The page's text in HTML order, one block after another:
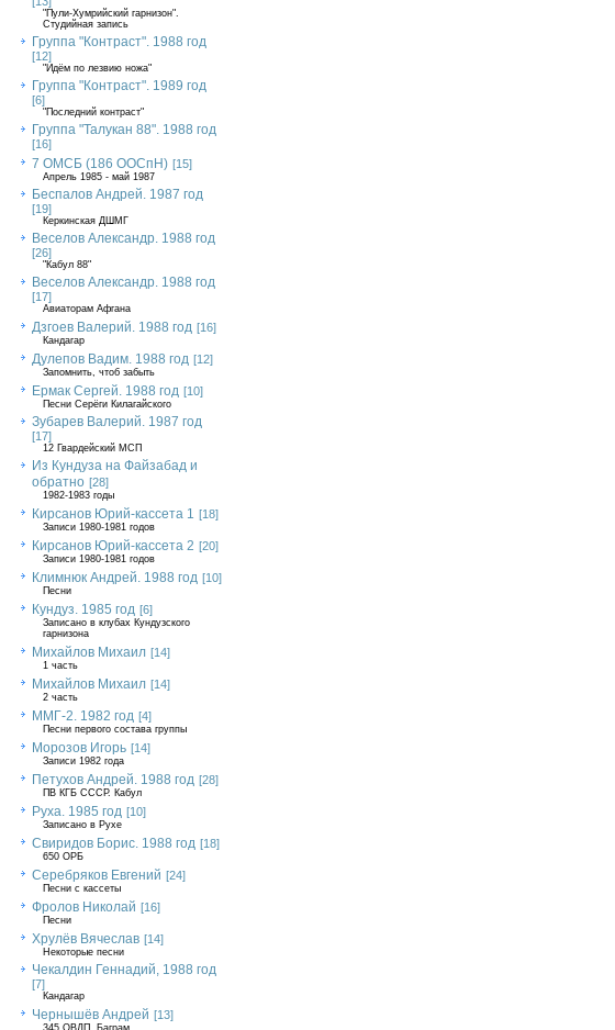
"Пули-Хумрийский гарнизон".
Студийная запись
Группа "Контраст". 1988 год
[12]
"Идём по лезвию ножа"
Группа "Контраст". 1989 год
[6]
"Последний контраст"
Группа "Талукан 88". 1988 год
[16]
7 ОМСБ (186 ООСпН) [15]
Апрель 1985 - май 1987
Беспалов Андрей. 1987 год
[19]
Керкинская ДШМГ
Веселов Александр. 1988 год
[26]
"Кабул 88"
Веселов Александр. 1988 год
[17]
Авиаторам Афгана
Дзгоев Валерий. 1988 год [16]
Кандагар
Дулепов Вадим. 1988 год [12]
Запомнить, чтоб забыть
Ермак Сергей. 1988 год [10]
Песни Серёги Килагайского
Зубарев Валерий. 1987 год
[17]
12 Гвардейский МСП
Из Кундуза на Файзабад и
обратно [28]
1982-1983 годы
Кирсанов Юрий-кассета 1 [18]
Записи 1980-1981 годов
Кирсанов Юрий-кассета 2 [20]
Записи 1980-1981 годов
Климнюк Андрей. 1988 год [10]
Песни
Кундуз. 1985 год [6]
Записано в клубах Кундузского
гарнизона
Михайлов Михаил [14]
1 часть
Михайлов Михаил [14]
2 часть
ММГ-2. 1982 год [4]
Песни первого состава группы
Морозов Игорь [14]
Записи 1982 года
Петухов Андрей. 1988 год [28]
ПВ КГБ СССР. Кабул
Руха. 1985 год [10]
Записано в Рухе
Свиридов Борис. 1988 год [18]
650 ОРБ
Серебряков Евгений [24]
Песни с кассеты
Фролов Николай [16]
Песни
Хрулёв Вячеслав [14]
Некоторые песни
Чекалдин Геннадий, 1988 год
[7]
Кандагар
Чернышёв Андрей [13]
345 ОВДП, Баграм